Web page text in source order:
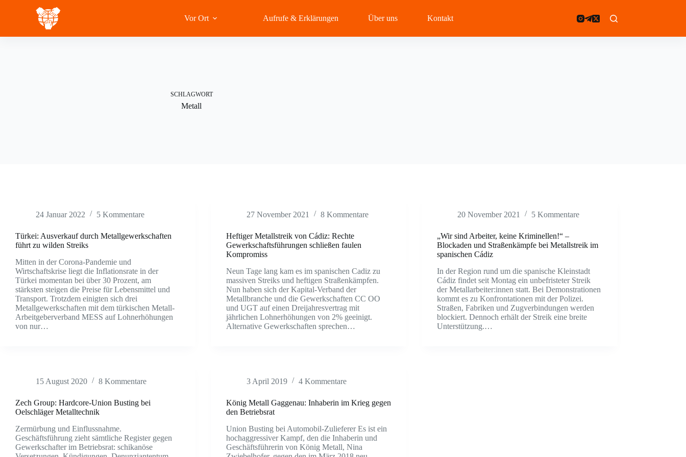
Vor Ort Aufrufe & Erklärungen Über uns Kontakt
SCHLAGWORT
Metall
24 Januar 2022 5 Kommentare
Türkei: Ausverkauf durch Metallgewerkschaften
führt zu wilden Streiks
Mitten in der Corona-Pandemie und
Wirtschaftskrise liegt die Inflationsrate in der
Türkei momentan bei über 30 Prozent, am
stärksten steigen die Preise für Lebensmittel und
Transport. Trotzdem einigten sich drei
Metallgewerkschaften mit dem türkischen Metall-
Arbeitgeberverband MESS auf Lohnerhöhungen
von nur…
27 November 2021 8 Kommentare
Heftiger Metallstreik von Cádiz: Rechte
Gewerkschaftsführungen schließen faulen
Kompromiss
Neun Tage lang kam es im spanischen Cadiz zu
massiven Streiks und heftigen Straßenkämpfen.
Nun haben sich der Kapital-Verband der
Metallbranche und die Gewerkschaften CC OO
und UGT auf einen Dreijahresvertrag mit
jährlichen Lohnerhöhungen von 2% geeinigt.
Alternative Gewerkschaften sprechen…
20 November 2021 5 Kommentare
„Wir sind Arbeiter, keine Kriminellen!“ –
Blockaden und Straßenkämpfe bei Metallstreik im
spanischen Cádiz
In der Region rund um die spanische Kleinstadt
Cádiz findet seit Montag ein unbefristeter Streik
der Metallarbeiter:innen statt. Bei Demonstrationen
kommt es zu Konfrontationen mit der Polizei.
Straßen, Fabriken und Zugverbindungen werden
blockiert. Dennoch erhält der Streik eine breite
Unterstützung.…
15 August 2020 8 Kommentare
Zech Group: Hardcore-Union Busting bei
Oelschläger Metalltechnik
Zermürbung und Einflussnahme.
Geschäftsführung zieht sämtliche Register gegen
Gewerkschafter im Betriebsrat: schikanöse
3 April 2019 4 Kommentare
König Metall Gaggenau: Inhaberin im Krieg gegen
den Betriebsrat
Union Busting bei Automobil-Zulieferer Es ist ein
hochaggressiver Kampf, den die Inhaberin und
Geschäftsführerin von König Metall, Nina